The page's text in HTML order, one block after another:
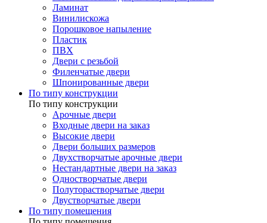
Ламинат
Винилискожа
Порошковое напыление
Пластик
ПВХ
Двери с резьбой
Филенчатые двери
Шпонированные двери
По типу конструкции
По типу конструкции
Арочные двери
Входные двери на заказ
Высокие двери
Двери больших размеров
Двухстворчатые арочные двери
Нестандартные двери на заказ
Одностворчатые двери
Полуторастворчатые двери
Двустворчатые двери
По типу помещения